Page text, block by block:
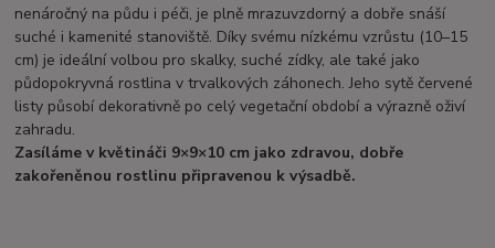
nenáročný na půdu i péči, je plně mrazuvzdorný a dobře snáší
suché i kamenité stanoviště. Díky svému nízkému vzrůstu (10–15
cm) je ideální volbou pro skalky, suché zídky, ale také jako
půdopokryvná rostlina v trvalkových záhonech. Jeho sytě červené
listy působí dekorativně po celý vegetační období a výrazně oživí
zahradu.
Zasíláme v květináči 9×9×10 cm jako zdravou, dobře
zakořeněnou rostlinu připravenou k výsadbě.